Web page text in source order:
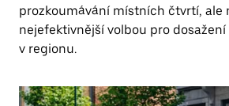
prozkoumávání místních čtvrtí, ale
nejefektivnější volbou pro
v regionu.